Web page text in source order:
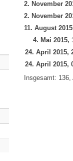
4. Mai 2015,
24. April 2015,
24. April 2015,
Insgesamt: